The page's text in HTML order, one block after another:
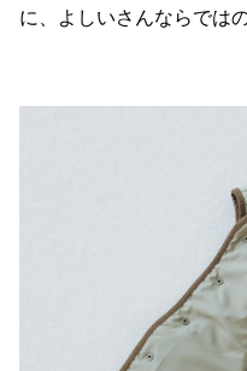
に、よしいさんならでは